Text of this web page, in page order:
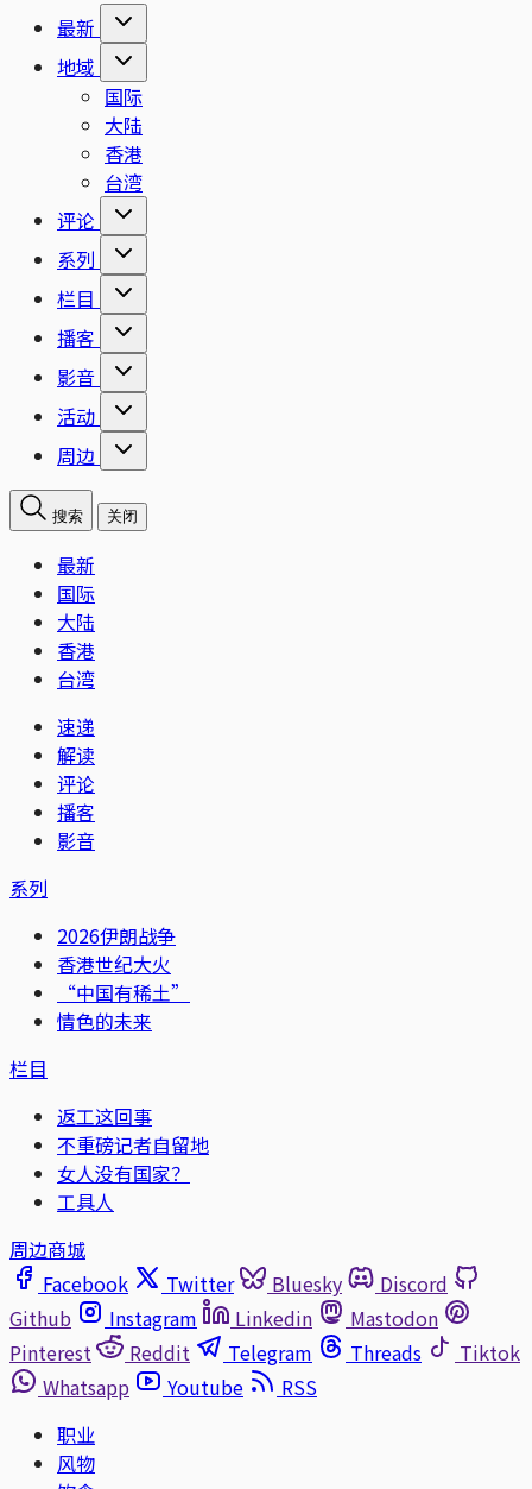
最新
地域
国际
大陆
香港
台湾
评论
系列
栏目
播客
影音
活动
周边
搜索 关闭
最新
国际
大陆
香港
台湾
速递
解读
评论
播客
影音
系列
2026伊朗战争
香港世纪大火
“中国有稀土”
情色的未来
栏目
返工这回事
不重磅记者自留地
女人没有国家？
工具人
周边商城
Facebook
Twitter Bluesky
Discord
Github
Instagram Linkedin
Mastodon
Pinterest
Reddit Telegram Threads
Tiktok
Whatsapp
Youtube
RSS
职业
风物